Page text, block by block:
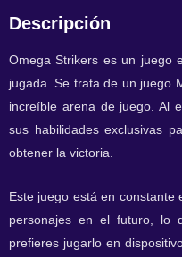
Descripción
Omega Strikers es un juego
jugada. Se trata de un juego
increíble arena de juego. Al
sus habilidades exclusivas
obtener la victoria.
Este juego está en constante
personajes en el futuro, lo
prefieres jugarlo en